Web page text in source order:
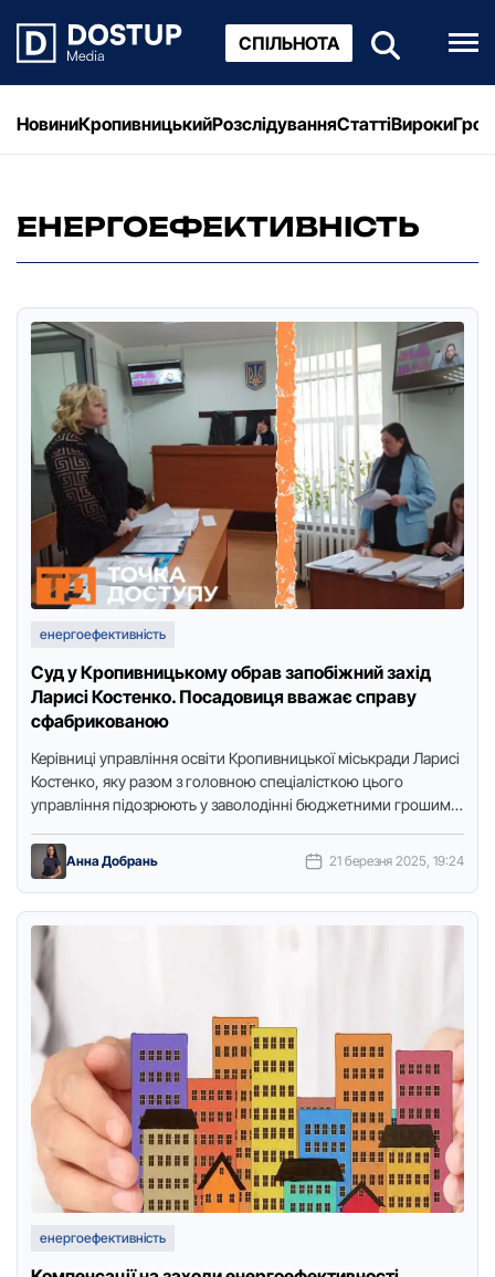
СПІЛЬНОТА
НовиниКропивницькийРозслідуванняСтаттіВироки
ЕНЕРГОЕФЕКТИВНІСТЬ
енергоефективність
Суд у Кропивницькому обрав запобіжний захід
Ларисі Костенко. Посадовиця вважає справу
сфабрикованою
Керівниці управління освіти Кропивницької міськради Ларисі
Костенко, яку разом з головною спеціалісткою цього
управління підозрюють у заволодінні бюджетними гpошима
Анна Добрань 21 березня 2025, 19:24
енергоефективність